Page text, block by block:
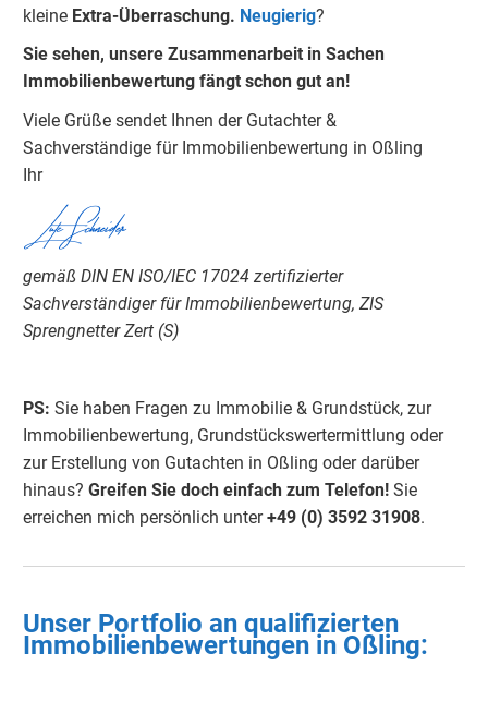
kleine Extra-Überraschung. Neugierig?
Sie sehen, unsere Zusammenarbeit in Sachen
Immobilienbewertung fängt schon gut an!
Viele Grüße sendet Ihnen der Gutachter &
Sachverständige für Immobilienbewertung in Oßling
Ihr
Lutz Schneider
gemäß DIN EN ISO/IEC 17024 zertifizierter
Sachverständiger für Immobilienbewertung, ZIS
Sprengnetter Zert (S)
PS: Sie haben Fragen zu Immobilie & Grundstück, zur
Immobilienbewertung, Grundstückswertermittlung oder
zur Erstellung von Gutachten in Oßling oder darüber
hinaus? Greifen Sie doch einfach zum Telefon! Sie
erreichen mich persönlich unter+49 (0) 3592 31908.
Unser Portfolio an qualifizierten
Immobilienbewertungen in Oßling: